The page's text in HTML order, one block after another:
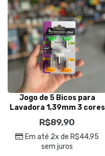
Jogo de 5 Bicos para
Lavadora 1,39mm 3 cores
– Sigma Tools
R$89,90
Em até 2x de R$44,95
sem juros